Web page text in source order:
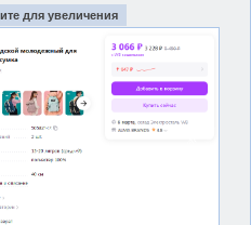
для увеличения